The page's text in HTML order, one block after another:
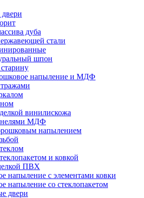
дуба
стали
шпон
напыление и МДФ
винилискожа
МДФ
напылением
и ковкой
ПВХ
напыление с элементами ковки
напыление со стеклопакетом
двери